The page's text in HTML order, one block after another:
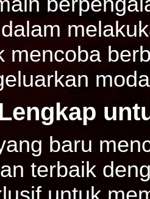
mencoba
baru
terbaik